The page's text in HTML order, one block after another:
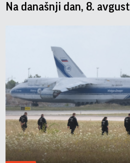
Na današnji dan, 8. avgust